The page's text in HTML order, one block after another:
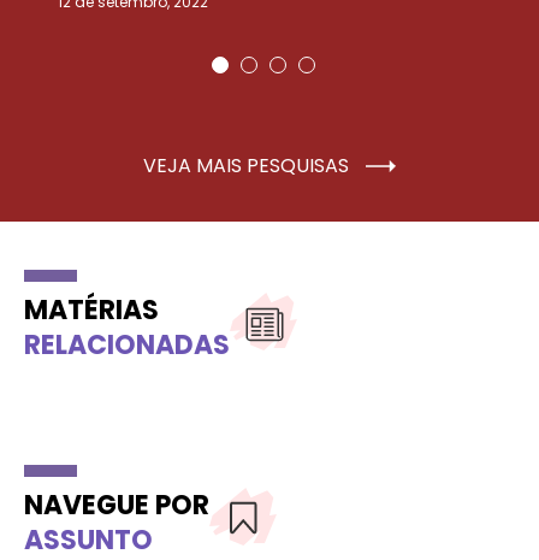
VEJA MAIS PESQUISAS
MATÉRIAS
RELACIONADAS
NAVEGUE POR
ASSUNTO